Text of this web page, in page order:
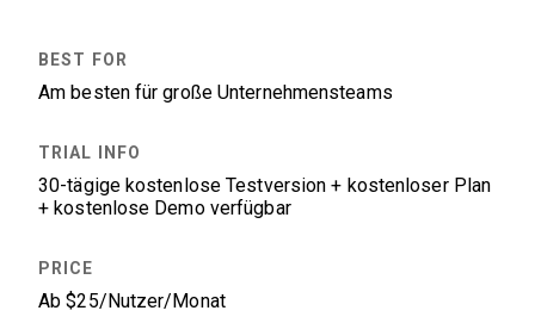
Am besten für große Unternehmensteams
30-tägige kostenlose Testversion + kostenloser Plan
+ kostenlose Demo verfügbar
Ab $25/Nutzer/Monat